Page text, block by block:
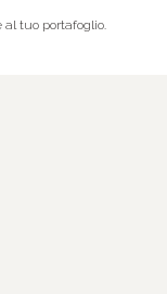
tuo portafoglio.